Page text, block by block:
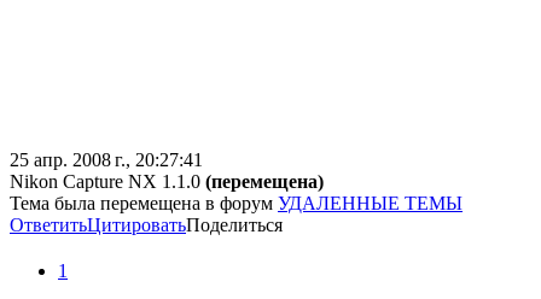
25 апр. 2008 г., 20:27:41
Nikon Capture NX 1.1.0 (перемещена)
Тема была перемещена в форум УДАЛЕННЫЕ ТЕМЫ
ОтветитьЦитироватьПоделиться
1